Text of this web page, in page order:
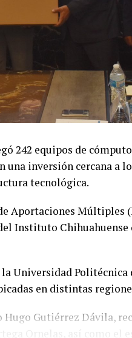
242 equipos de
inversión cercana a
tecnológica.
Aportaciones Múltiples
Instituto Chihuahuense
Universidad Politécnica
en distintas
Gutiérrez Dávila,